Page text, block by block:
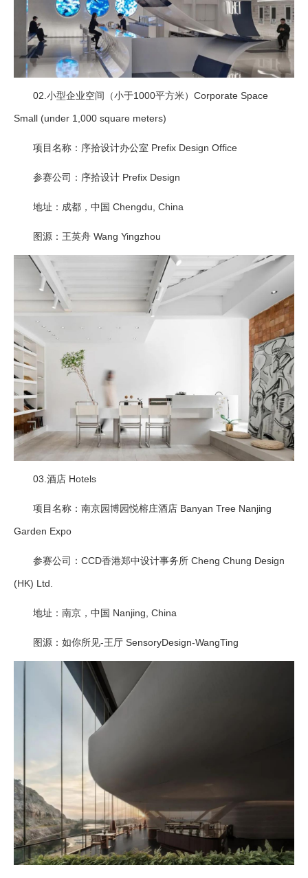
02. 小型企业空间（小于1000平方米）Corporate Space
Small (under 1,000 square meters)
项目名称：序拾设计办公室 Prefix Design Office
参赛公司：序拾设计 Prefix Design
地址：成都，中国 Chengdu, China
图源：王英舟 Wang Yingzhou
03. 酒店 Hotels
项目名称：南京园博园悦榕庄酒店 Banyan Tree Nanjing
Garden Expo
参赛公司：CCD香港郑中设计事务所 Cheng Chung Design
(HK) Ltd.
地址：南京，中国 Nanjing, China
图源：如你所见-王厅 SensoryDesign-WangTing